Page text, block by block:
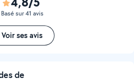
Basé sur 41 avis
Voir ses avis
de